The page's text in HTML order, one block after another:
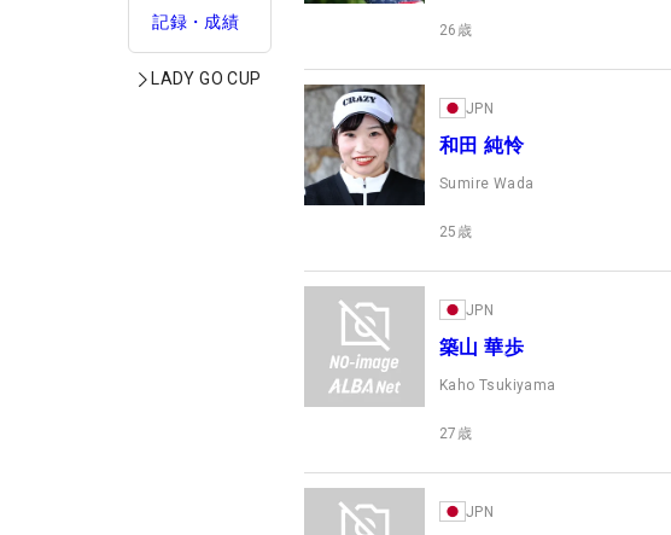
記録・成績
LADY GO CUP
26 歳
JPN
和田 純怜
Sumire Wada
25 歳
JPN
築山 華歩
Kaho Tsukiyama
27 歳
JPN